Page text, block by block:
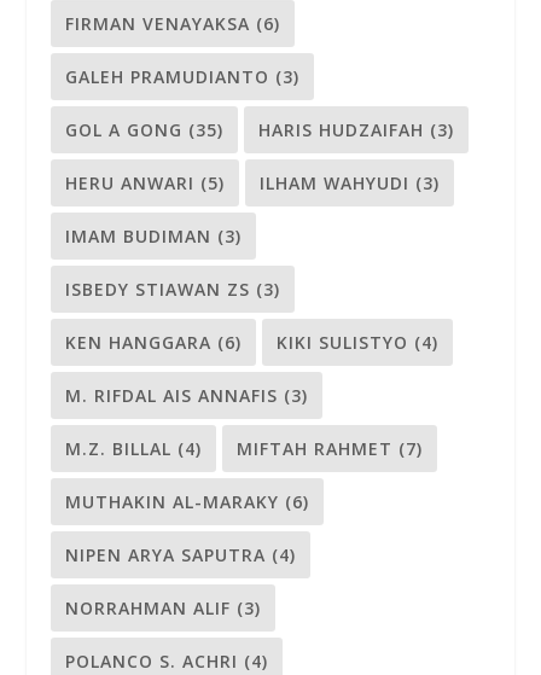
FIRMAN VENAYAKSA (6)
GALEH PRAMUDIANTO (3)
GOL A GONG (35) HARIS HUDZAIFAH (3)
HERU ANWARI (5) ILHAM WAHYUDI (3)
IMAM BUDIMAN (3)
ISBEDY STIAWAN ZS (3)
KEN HANGGARA (6) KIKI SULISTYO (4)
M. RIFDAL AIS ANNAFIS (3)
M.Z. BILLAL (4) MIFTAH RAHMET (7)
MUTHAKIN AL-MARAKY (6)
NIPEN ARYA SAPUTRA (4)
NORRAHMAN ALIF (3)
POLANCO S. ACHRI (4)